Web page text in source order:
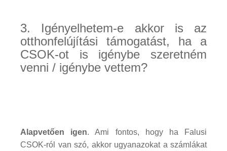
3. Igényelhetem-e akkor is az
otthonfelújítási támogatást, ha a
CSOK-ot is igénybe szeretném
venni / igénybe vettem?
Alapvetően igen. Ami fontos, hogy ha Falusi
CSOK-ról van szó, akkor ugyanazokat a számlákat